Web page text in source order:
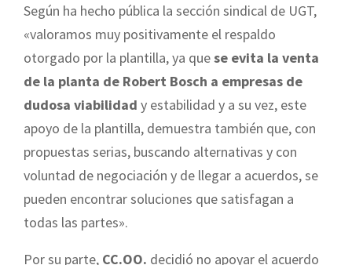
Según ha hecho pública la sección sindical de UGT,
«valoramos muy positivamente el respaldo
otorgado por la plantilla, ya quese evita la venta
de la planta de Robert Bosch a empresas de
dudosa viabilidad y estabilidad y a su vez, este
apoyo de la plantilla, demuestra también que, con
propuestas serias, buscando alternativas y con
voluntad de negociación y de llegar a acuerdos, se
pueden encontrar soluciones que satisfagan a
todas las partes».
Por su parte, CC.OO. decidió no apoyar el acuerdo